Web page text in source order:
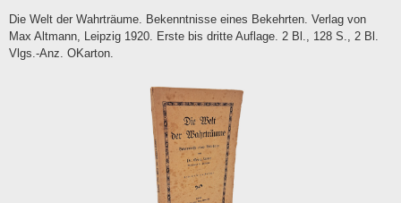
Contact
Terms
Die Welt der Wahrträume. Bekenntnisse eines Bekehrten. Verlag von
Max Altmann, Leipzig 1920. Erste bis dritte Auflage. 2 Bl., 128 S., 2 Bl.
Vlgs.-Anz. OKarton.